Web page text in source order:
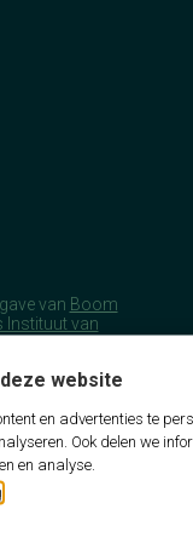
website
en advertenties te
Ook delen we
en analyse.
van Boom
Instituut van